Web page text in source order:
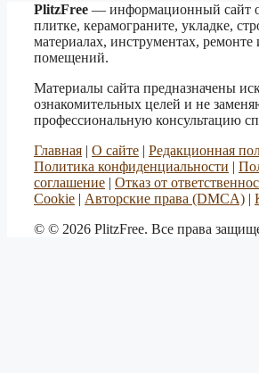
PlitzFree — информационный сайт о
плитке, керамограните, укладке,
материалах, инструментах, ремонте
помещений.
Материалы сайта предназначены
ознакомительных целей и не
профессиональную консультацию
Главная | О сайте | Редакционная
Политика конфиденциальности |
соглашение | Отказ от
Cookie | Авторские права (DMCA) |
© © 2026 PlitzFree. Все права